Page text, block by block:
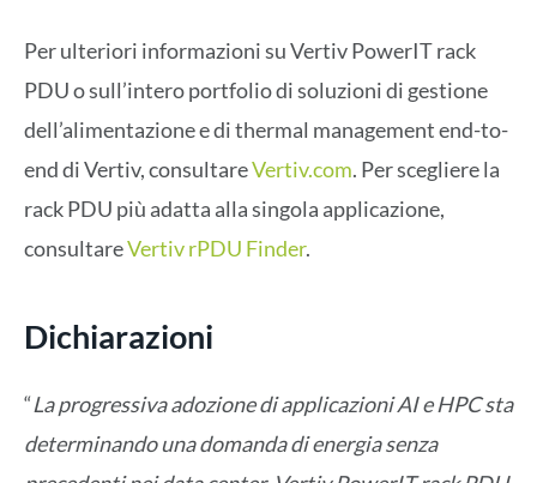
Per ulteriori informazioni su Vertiv PowerIT rack
PDU o sull’intero portfolio di soluzioni di gestione
dell’alimentazione e di thermal management end-to-
end di Vertiv, consultareVertiv.com. Per scegliere la
rack PDU più adatta alla singola applicazione,
consultareVertiv rPDU Finder.
Dichiarazioni
“La progressiva adozione di applicazioni AI e HPC sta
determinando una domanda di energia senza